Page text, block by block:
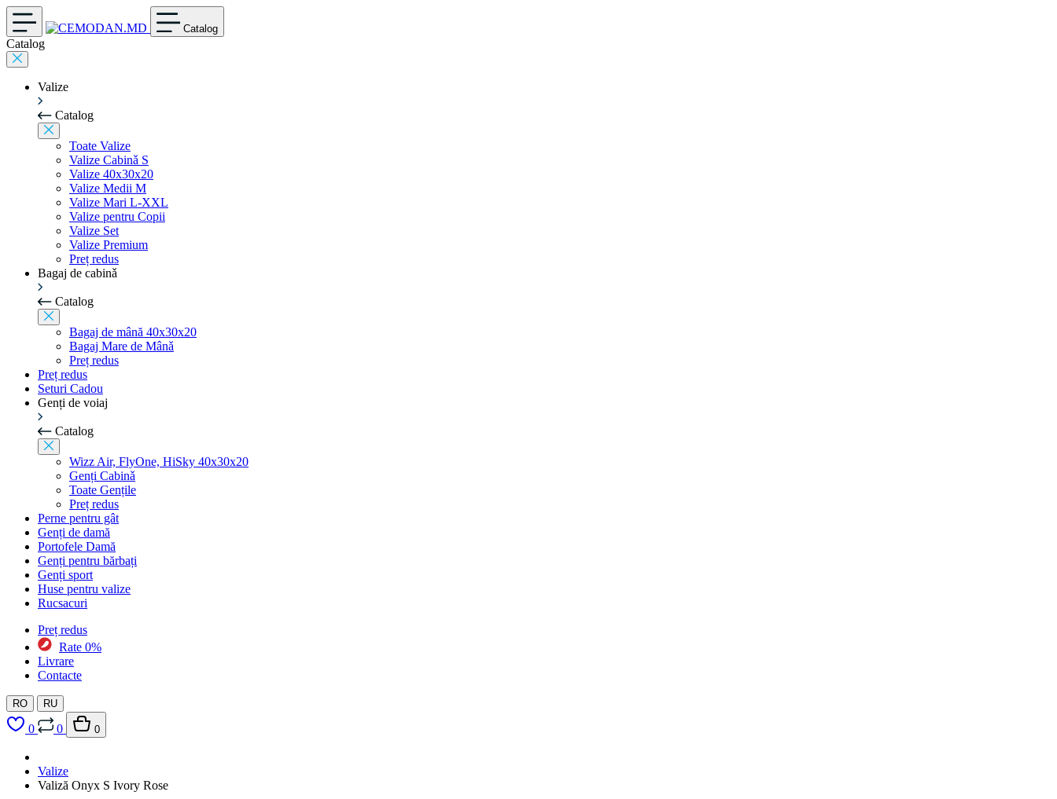
Catalog
Catalog
Valize
Catalog
Toate Valize
Valize Cabinǎ S
Valize 40x30x20
Valize Medii M
Valize Mari L-XXL
Valize pentru Copii
Valize Set
Valize Premium
Preț redus
Bagaj de cabinǎ
Catalog
Bagaj de mână 40x30x20
Bagaj Mare de Mânǎ
Preț redus
Preț redus
Seturi Cadou
Genți de voiaj
Catalog
Wizz Air, FlyOne, HiSky 40x30x20
Genți Cabinǎ
Toate Gențile
Preț redus
Perne pentru gât
Genți de damă
Portofele Damă
Genți pentru bărbați
Genți sport
Huse pentru valize
Rucsacuri
Preț redus
Rate 0%
Livrare
Contacte
RO RU
0 0 0
Valize
Valiză Onyx S Ivory Rose